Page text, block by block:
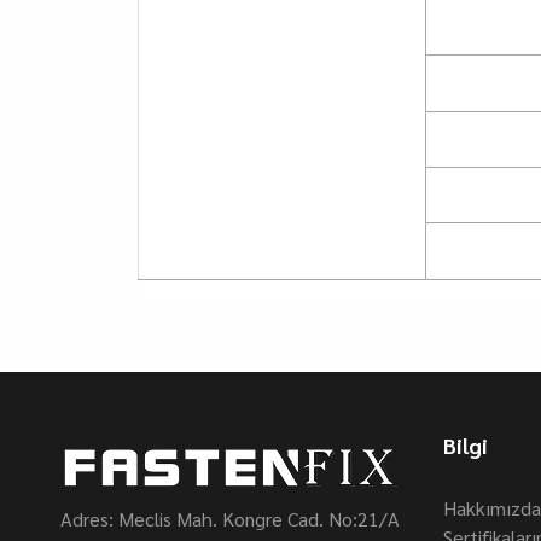
Adres: Meclis Mah. Kongre Cad. No:21/A
Bilgi
Hakkımızda